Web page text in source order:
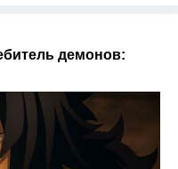
демонов: